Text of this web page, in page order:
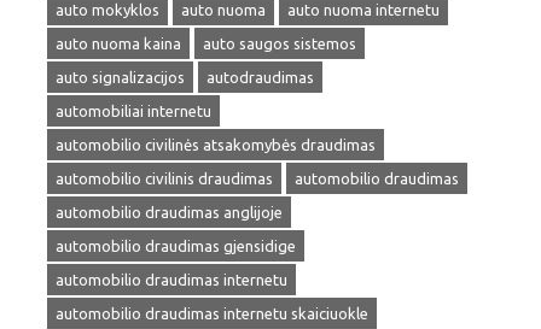
auto mokyklos
auto nuoma
auto nuoma internetu
auto nuoma kaina
auto saugos sistemos
auto signalizacijos
autodraudimas
automobiliai internetu
automobilio civilinės atsakomybės draudimas
automobilio civilinis draudimas
automobilio draudimas
automobilio draudimas anglijoje
automobilio draudimas gjensidige
automobilio draudimas internetu
automobilio draudimas internetu skaiciuokle